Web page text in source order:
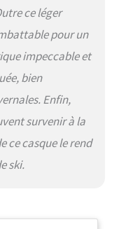
ce léger
pour un
impeccable et
bien
Enfin,
survenir à la
ce casque le rend
ski.